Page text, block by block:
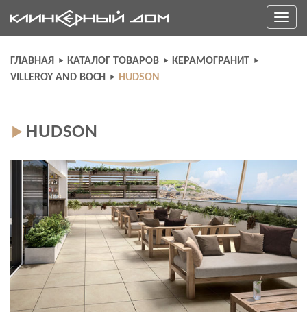
to
content
Toggle
ГЛАВНАЯ КАТАЛОГ ТОВАРОВ
КЕРАМОГРАНИТ
VILLEROY AND BOCH
HUDSON
HUDSON